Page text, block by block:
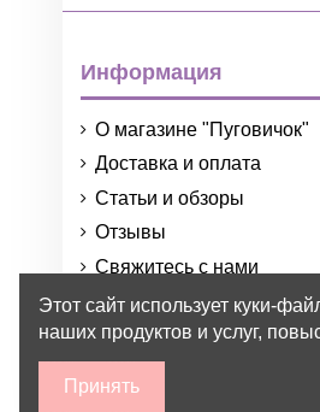
Информация
О магазине "Пуговичок"
Доставка и оплата
Статьи и обзоры
Отзывы
Свяжитесь с нами
Порядок и условия
2015-2026 © Пуговичок ™
Этот сайт использует куки-
наших продуктов и услуг,
Принять